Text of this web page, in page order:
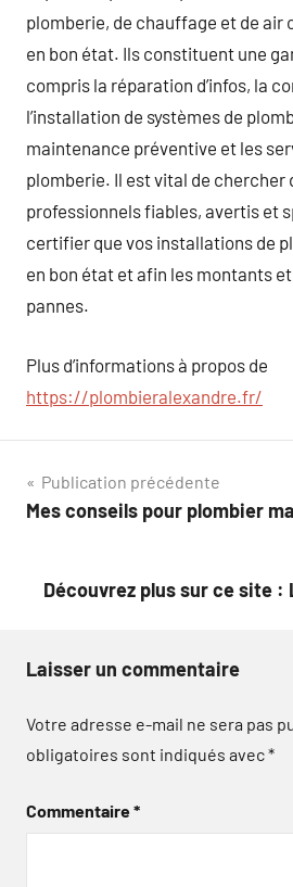
plomberie, de chauffage et de air
en bon état. Ils constituent une
compris la réparation d’infos, la
l’installation de systèmes de
maintenance préventive et les
plomberie. Il est vital de chercher
professionnels fiables, avertis et
certifier que vos installations de
en bon état et afin les montants
pannes.
Plus d’informations à propos de
https://plombieralexandre.fr/
Navigation
de
Publication précédente
Mes conseils pour plombier
Découvrez plus sur ce site :
Laisser un commentaire
Votre adresse e-mail ne sera pas
obligatoires sont indiqués avec*
Commentaire*